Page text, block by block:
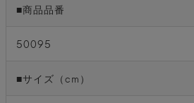
■商品品番
50095
■サイズ（cm）